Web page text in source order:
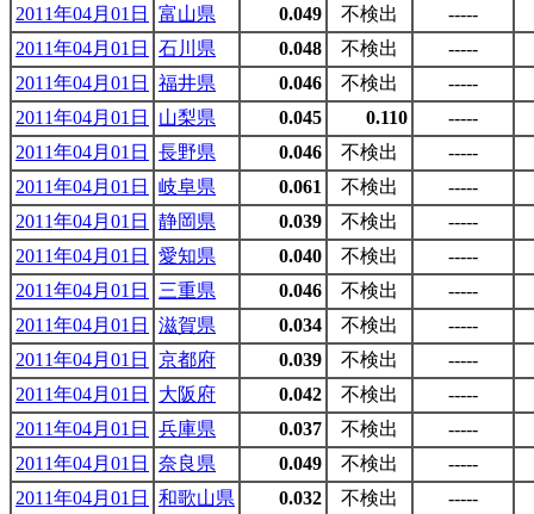
2011年04月01日
富山県 0.049 不検出
-----
2011年04月01日
石川県 0.048 不検出
-----
2011年04月01日
福井県 0.046 不検出
-----
2011年04月01日
山梨県 0.045 0.110
-----
2011年04月01日
長野県 0.046 不検出
-----
2011年04月01日
岐阜県 0.061 不検出
-----
2011年04月01日
静岡県 0.039 不検出
-----
2011年04月01日
愛知県 0.040 不検出
-----
2011年04月01日
三重県 0.046 不検出
-----
2011年04月01日
滋賀県 0.034 不検出
-----
2011年04月01日
京都府 0.039 不検出
-----
2011年04月01日
大阪府 0.042 不検出
-----
2011年04月01日
兵庫県 0.037 不検出
-----
2011年04月01日
奈良県 0.049 不検出
-----
2011年04月01日
和歌山県 0.032 不検出
-----